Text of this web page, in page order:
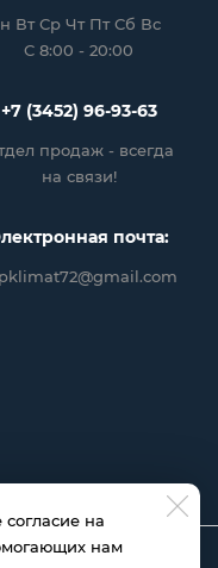
на
нам
Вт Ср Чт Пт Сб Вс
С 8:00 - 20:00
+7 (3452) 96-93-63
продаж - всегда
на связи!
почта: